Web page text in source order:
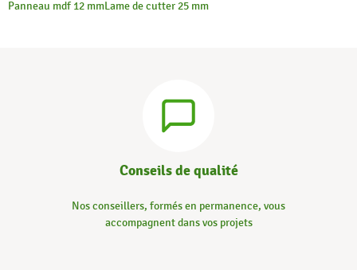
Panneau mdf 12 mmLame de cutter 25 mm
Conseils de qualité
Nos conseillers, formés en permanence, vous
accompagnent dans vos projets